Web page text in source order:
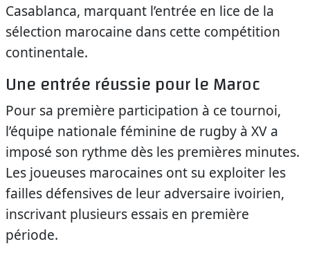
Casablanca, marquant l’entrée en lice de la
sélection marocaine dans cette compétition
continentale.
Une entrée réussie pour le Maroc
Pour sa première participation à ce tournoi,
l’équipe nationale féminine de rugby à XV a
imposé son rythme dès les premières minutes.
Les joueuses marocaines ont su exploiter les
failles défensives de leur adversaire ivoirien,
inscrivant plusieurs essais en première
période.